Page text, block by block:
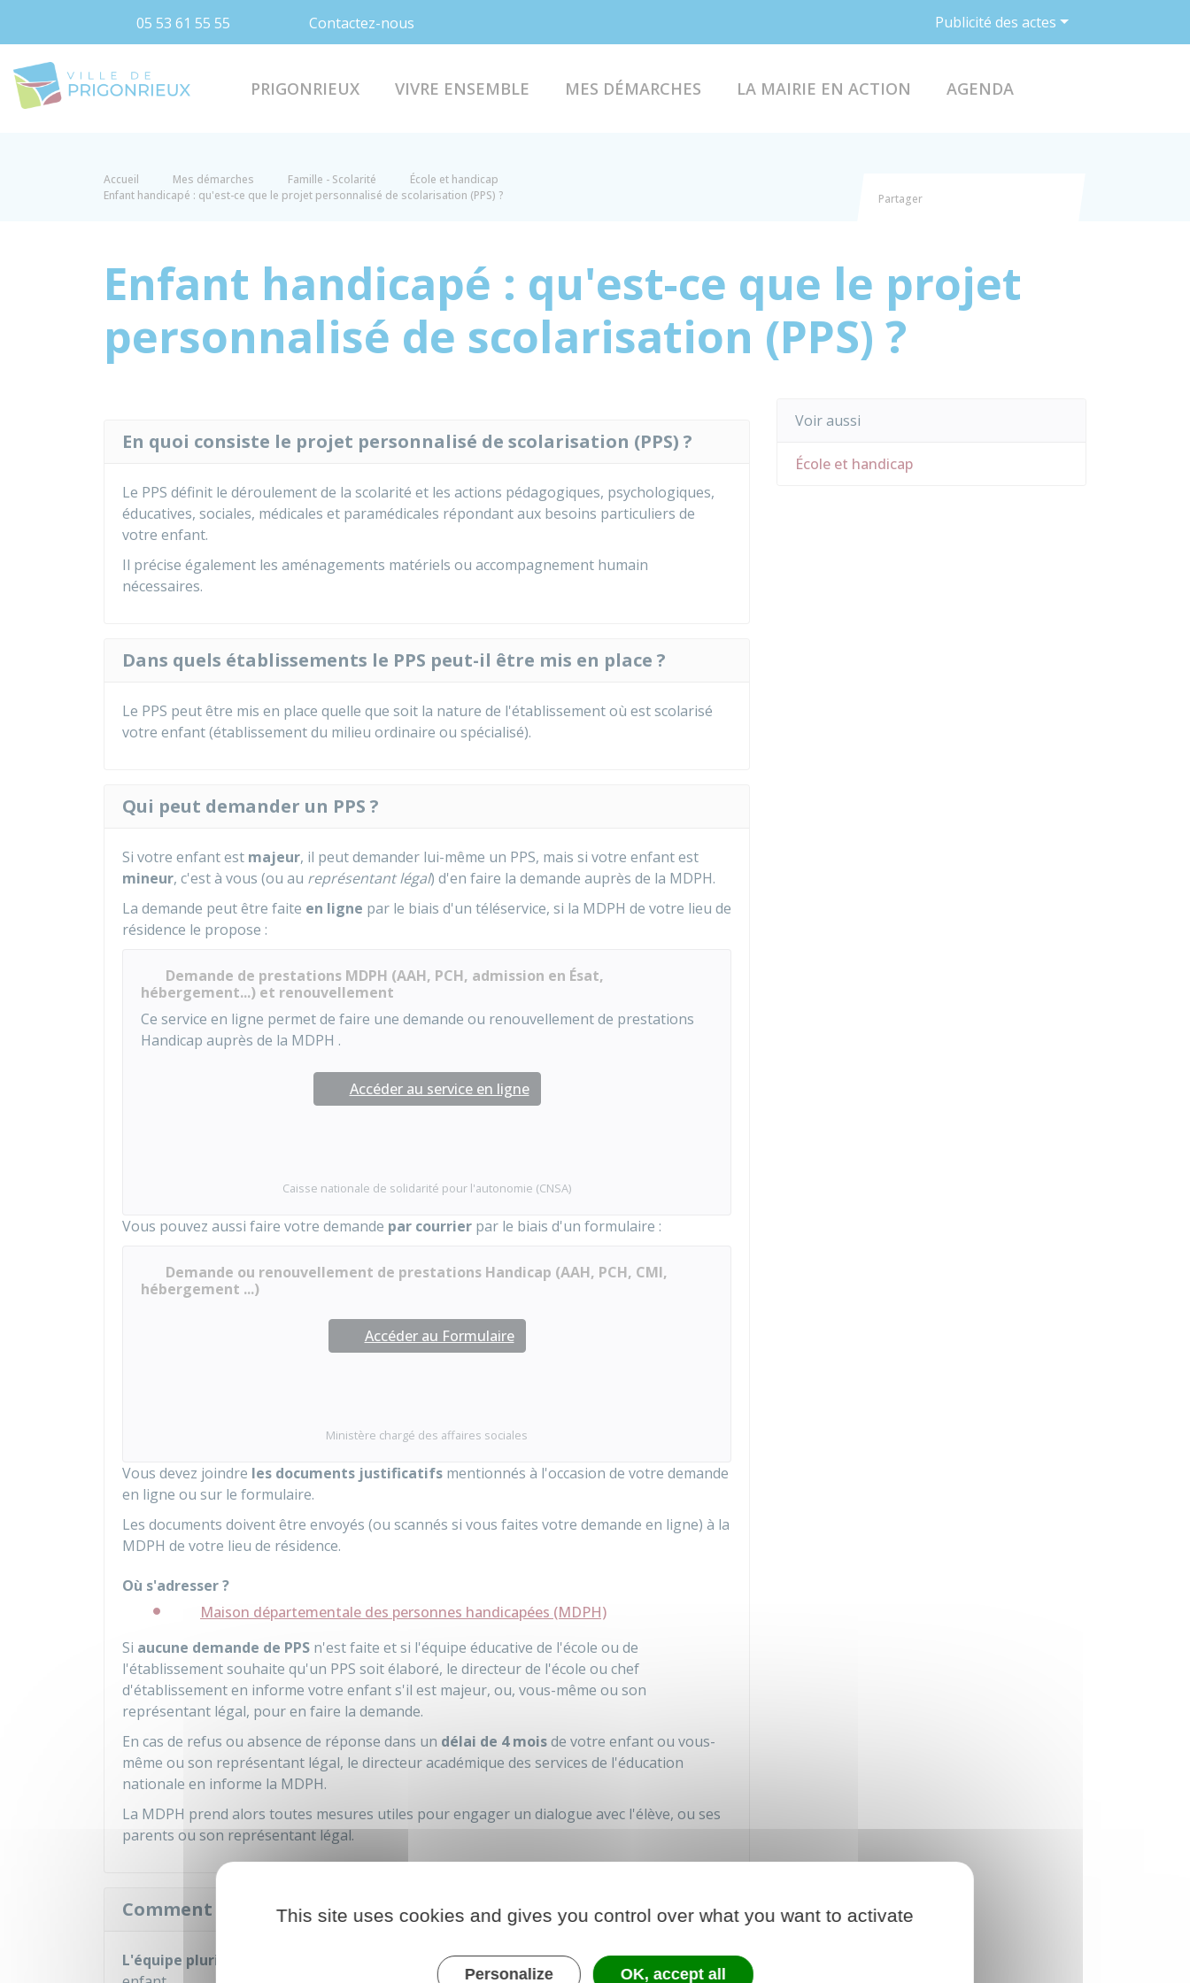
05 53 61 55 55 Contactez-nous Publicité des actes
PRIGONRIEUX VIVRE ENSEMBLE MES DÉMARCHES LA MAIRIE EN ACTION AGENDA
Accueil Mes démarches Famille - Scolarité
École et handicap
Enfant handicapé : qu'est-ce que le projet personnalisé de scolarisation (PPS) ?
Partager
Enfant handicapé : qu'est-ce que le projet
personnalisé de scolarisation (PPS) ?
En quoi consiste le projet personnalisé de scolarisation (PPS) ?
Le PPS définit le déroulement de la scolarité et les actions pédagogiques, psychologiques,
éducatives, sociales, médicales et paramédicales répondant aux besoins particuliers de
votre enfant.
Il précise également les aménagements matériels ou accompagnement humain
nécessaires.
Dans quels établissements le PPS peut-il être mis en place ?
Le PPS peut être mis en place quelle que soit la nature de l'établissement où est scolarisé
votre enfant (établissement du milieu ordinaire ou spécialisé).
Qui peut demander un PPS ?
Si votre enfant est majeur, il peut demander lui-même un PPS, mais si votre enfant est
mineur, c'est à vous (ou au représentant légal) d'en faire la demande auprès de la MDPH.
La demande peut être faite en ligne par le biais d'un téléservice, si la MDPH de votre lieu de
résidence le propose :
Demande de prestations MDPH (AAH, PCH, admission en Ésat,
hébergement...) et renouvellement
Ce service en ligne permet de faire une demande ou renouvellement de prestations
Handicap auprès de la MDPH .
Accéder au service en ligne
Caisse nationale de solidarité pour l'autonomie (CNSA)
Vous pouvez aussi faire votre demande par courrier par le biais d'un formulaire :
Demande ou renouvellement de prestations Handicap (AAH, PCH, CMI,
hébergement ...)
Accéder au Formulaire
Ministère chargé des affaires sociales
Vous devez joindre les documents justificatifs mentionnés à l'occasion de votre demande
en ligne ou sur le formulaire.
Les documents doivent être envoyés (ou scannés si vous faites votre demande en ligne) à la
MDPH de votre lieu de résidence.
Où s'adresser ?
Maison départementale des personnes handicapées (MDPH)
Si aucune demande de PPS n'est faite et si l'équipe éducative de l'école ou de
l'établissement souhaite qu'un PPS soit élaboré, le directeur de l'école ou chef
d'établissement en informe votre enfant s'il est majeur, ou, vous-même ou son
représentant légal, pour en faire la demande.
En cas de refus ou absence de réponse dans un délai de 4 moisde votre enfant ou vous-
même ou son représentant légal, le directeur académique des services de l'éducation
nationale en informe la MDPH.
La MDPH prend alors toutes mesures utiles pour engager un dialogue avec l'élève, ou ses
parents ou son représentant légal.
Comment est examinée la demande de PPS ?
L'équipe pluridisciplinaire d'évaluation (EPE)
de la MDPH évalue la situation de votre
Voir aussi
École et handicap
This site uses cookies and gives you control over what you want to activate
Personalize OK, accept all